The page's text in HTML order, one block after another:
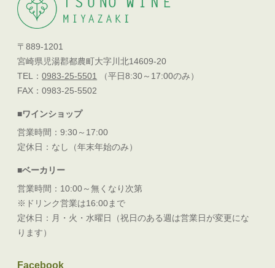
〒889-1201
宮崎県児湯郡都農町大字川北14609-20
TEL：0983-25-5501
（平日8:30～17:00のみ）
FAX：0983-25-5502
■ワインショップ
営業時間：9:30～17:00
定休日：なし（年末年始のみ）
■ベーカリー
営業時間：10:00～無くなり次第
※ドリンク営業は16:00まで
定休日：月・火・水曜日（祝日のある週は営業日が変更にな
ります）
Facebook